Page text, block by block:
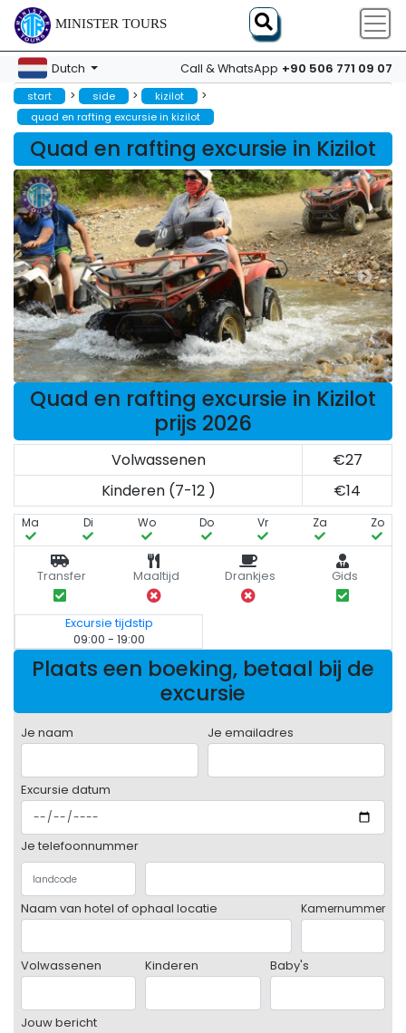
MINISTER TOURS
Dutch Call & WhatsApp +90 506 771 09 07
start > side > kizilot >
quad en rafting excursie in kizilot
Quad en rafting excursie in Kizilot
Quad en rafting excursie in Kizilot
prijs 2026
Volwassenen
€27
Kinderen (7-12 )
€14
Ma Di Wo Do Vr Za Zo
Transfer Maaltijd Drankjes Gids
Excursie tijdstip
09:00 - 19:00
Plaats een boeking, betaal bij de
excursie
Je naam Je emailadres
Excursie datum
Je telefoonnummer
Naam van hotel of ophaal locatie Kamernummer
Volwassenen Kinderen Baby's
Jouw bericht